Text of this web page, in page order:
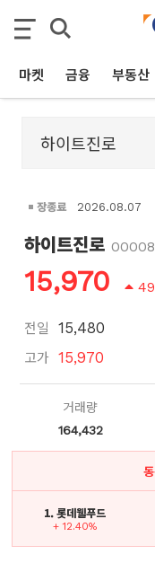
마켓 금융 부동산
장종료 2026.08.07
하이트진로
15,970
전일 15,480
고가 15,970
거래량
164,432
1. 롯데웰푸드
+ 12.40%